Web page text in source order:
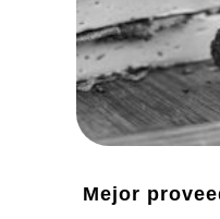
Mejor